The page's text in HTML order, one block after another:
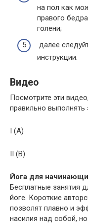
на пол как
правого
голени;
далее
инструкции.
Видео
Посмотрите эти
правильно выполнять
I (A)
II (B)
Йога для
Бесплатные занятия
йоге. Короткие
позволят плавно и
насилия над собой,